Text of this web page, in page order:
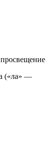
(«ла» —